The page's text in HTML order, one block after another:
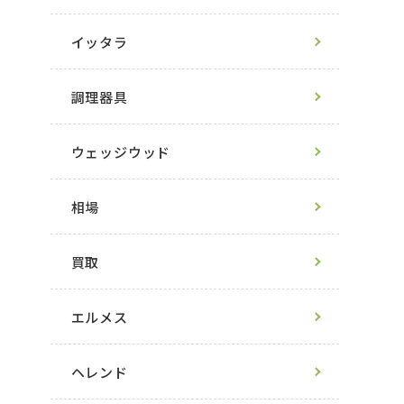
イッタラ
調理器具
ウェッジウッド
相場
買取
エルメス
ヘレンド